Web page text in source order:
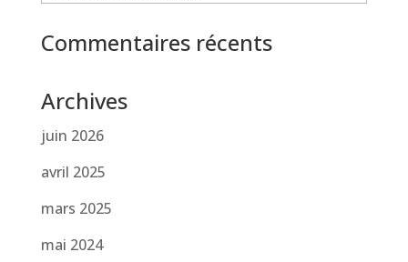
Commentaires récents
Archives
juin 2026
avril 2025
mars 2025
mai 2024